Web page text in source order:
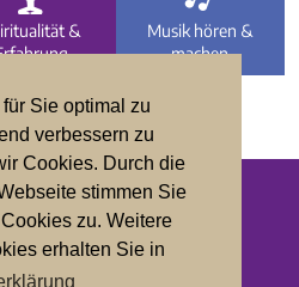
Sie optimal zu
verbessern zu
Cookies. Durch die
stimmen Sie
zu. Weitere
erhalten Sie in
&
Musik hören &
machen